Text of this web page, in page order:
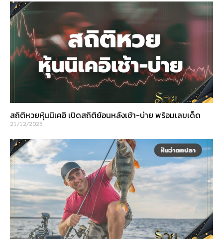
สถิติหวยหุ้นนิเคอิ เปิดสถิติย้อนหลังเช้า-บ่าย พร้อมเลขเด็ด
21/12/2025